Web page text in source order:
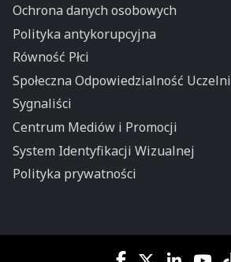
Ochrona danych osobowych
Polityka antykorupcyjna
Równość Płci
Społeczna Odpowiedzialność Uczelni
Sygnaliści
Centrum Mediów i Promocji
System Identyfikacji Wizualnej
Polityka prywatności